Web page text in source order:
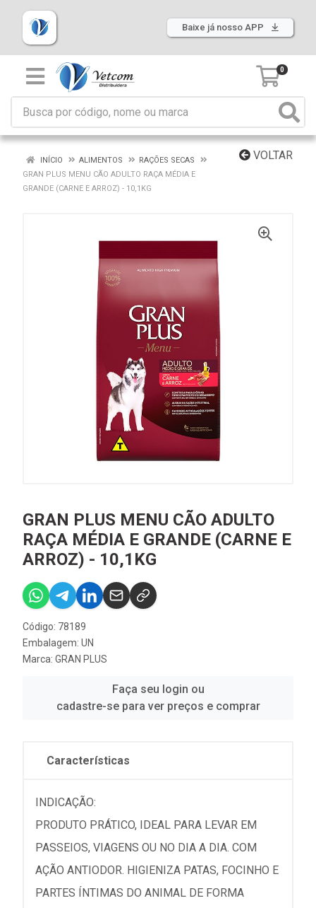
Baixe já nosso APP
0
VOLTAR
INÍCIO ALIMENTOS
RAÇÕES SECAS
GRAN PLUS MENU CÃO ADULTO RAÇA MÉDIA E
GRANDE (CARNE E ARROZ) - 10,1KG
GRAN PLUS MENU CÃO ADULTO
RAÇA MÉDIA E GRANDE (CARNE E
ARROZ) - 10,1KG
Código: 78189
Embalagem: UN
Marca: GRAN PLUS
Faça seu login ou
cadastre-se para ver preços e comprar
Características
INDICAÇÃO:
PRODUTO PRÁTICO, IDEAL PARA LEVAR EM
PASSEIOS, VIAGENS OU NO DIA A DIA. COM
AÇÃO ANTIODOR. HIGIENIZA PATAS, FOCINHO E
PARTES ÍNTIMAS DO ANIMAL DE FORMA